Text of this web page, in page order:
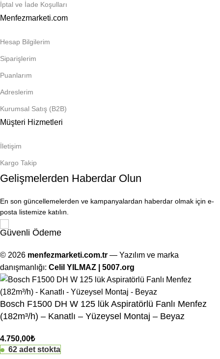
İptal ve İade Koşulları
Menfezmarketi.com
Hesap Bilgilerim
Siparişlerim
Puanlarım
Adreslerim
Kurumsal Satış (B2B)
Müşteri Hizmetleri
İletişim
Kargo Takip
Gelişmelerden Haberdar Olun
En son güncellemelerden ve kampanyalardan haberdar olmak için e-
posta listemize katılın.
Güvenli Ödeme
© 2026 menfezmarketi.com.tr — Yazılım ve marka
danışmanlığı: Celil YILMAZ | 5007.org
Bosch F1500 DH W 125 lük Aspiratörlü Fanlı Menfez
(182m³/h) – Kanatlı – Yüzeysel Montaj – Beyaz
4.750,00₺
62 adet stokta